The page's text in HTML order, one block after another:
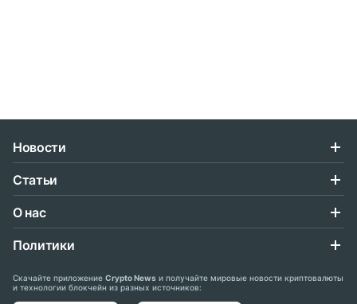
Новости
Статьи
О нас
Политики
Скачайте приложение Crypto News и получайте мировые новости криптовалюты
и технологии блокчейн из разных источников: